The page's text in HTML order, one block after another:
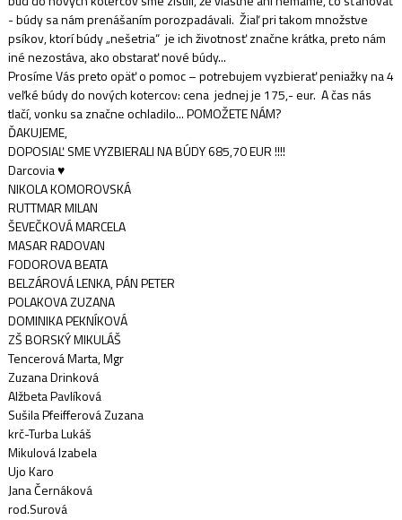
- búdy sa nám prenášaním porozpadávali. Žiaľ pri takom množstve
psíkov, ktorí búdy „nešetria“ je ich životnosť značne krátka, preto nám
iné nezostáva, ako obstarať nové búdy...
Prosíme Vás preto opäť o pomoc – potrebujem vyzbierať peniažky na 4
veľké búdy do nových kotercov: cena jednej je 175,- eur. A čas nás
tlačí, vonku sa značne ochladilo... POMOŽETE NÁM?
ĎAKUJEME,
DOPOSIAĽ SME VYZBIERALI NA BÚDY 685,70 EUR !!!!
Darcovia ♥
NIKOLA KOMOROVSKÁ
RUTTMAR MILAN
ŠEVEČKOVÁ MARCELA
MASAR RADOVAN
FODOROVA BEATA
BELZÁROVÁ LENKA, PÁN PETER
POLAKOVA ZUZANA
DOMINIKA PEKNÍKOVÁ
ZŠ BORSKÝ MIKULÁŠ
Tencerová Marta, Mgr
Zuzana Drinková
Alžbeta Pavlíková
Sušila Pfeifferová Zuzana
krč-Turba Lukáš
Mikulová Izabela
Ujo Karo
Jana Černáková
rod.Surová